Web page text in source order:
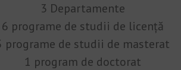
3 Departamente
6 programe de studii de licență
programe de studii de masterat
1 program de doctorat